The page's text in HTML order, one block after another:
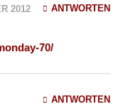
2012 ANTWORTEN
70/
ANTWORTEN